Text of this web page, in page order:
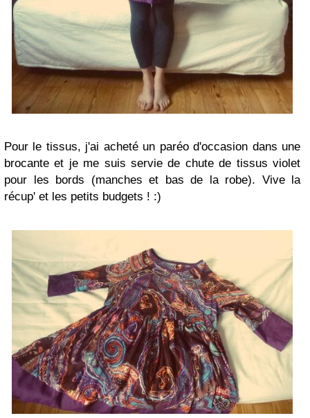
Pour le tissus, j'ai acheté un paréo d'occasion dans une
brocante et je me suis servie de chute de tissus violet
pour les bords (manches et bas de la robe). Vive la
récup' et les petits budgets ! :)